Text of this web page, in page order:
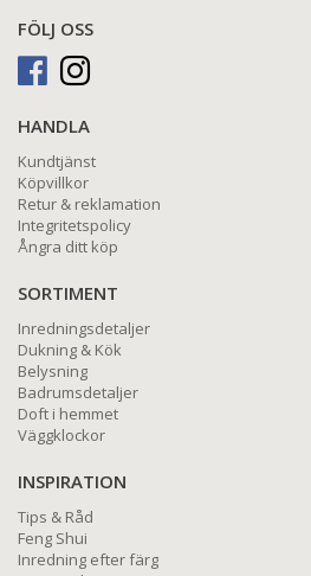
FÖLJ OSS
HANDLA
Kundtjänst
Köpvillkor
Retur & reklamation
Integritetspolicy
Ångra ditt köp
SORTIMENT
Inredningsdetaljer
Dukning & Kök
Belysning
Badrumsdetaljer
Doft i hemmet
Väggklockor
INSPIRATION
Tips & Råd
Feng Shui
Inredning efter färg